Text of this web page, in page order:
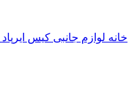
خانه لوازم جانبی کیس ایرپاد